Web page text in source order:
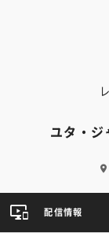
ユタ・ジ
配信情報